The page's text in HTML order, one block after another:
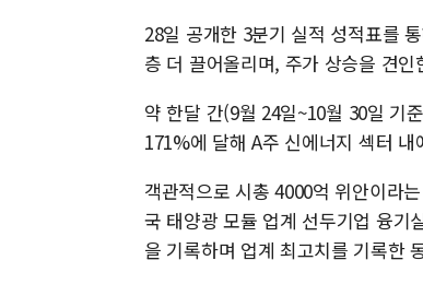
28일 공개한 3분기 실적 성적표를
층 더 끌어올리며, 주가 상승을 견
약 한달 간(9월 24일~10월 30일 기
171%에 달해 A주 신에너지 섹터
객관적으로 시총 4000억 위안이라
국 태양광 모듈 업계 선두기업 융기
을 기록하며 업계 최고치를 기록한